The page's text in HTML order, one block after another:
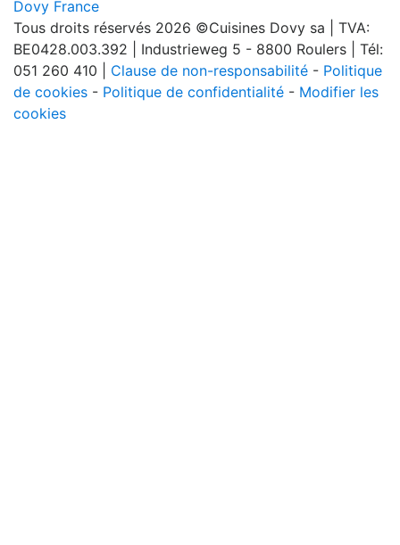
Dovy France
Tous droits réservés 2026 ©Cuisines Dovy sa | TVA:
BE0428.003.392 | Industrieweg 5 - 8800 Roulers | Tél:
051 260 410 | Clause de non-responsabilité - Politique
de cookies - Politique de confidentialité - Modifier les
cookies